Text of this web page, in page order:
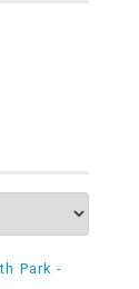
Park -